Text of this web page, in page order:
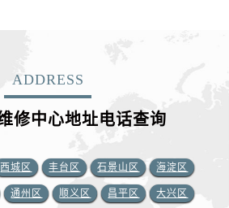
ADDRESS
修中心地址电话查询
西城区 丰台区 石景山区 海淀区
通州区 顺义区 昌平区 大兴区